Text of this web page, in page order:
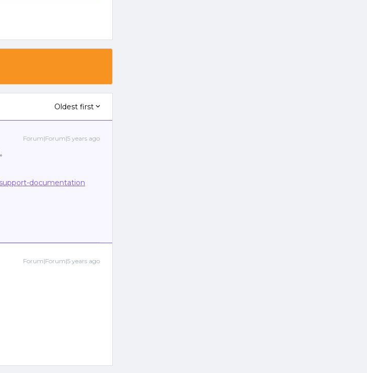
Oldest first
Forum|Forum|5 years ago
documentation
Forum|Forum|5 years ago